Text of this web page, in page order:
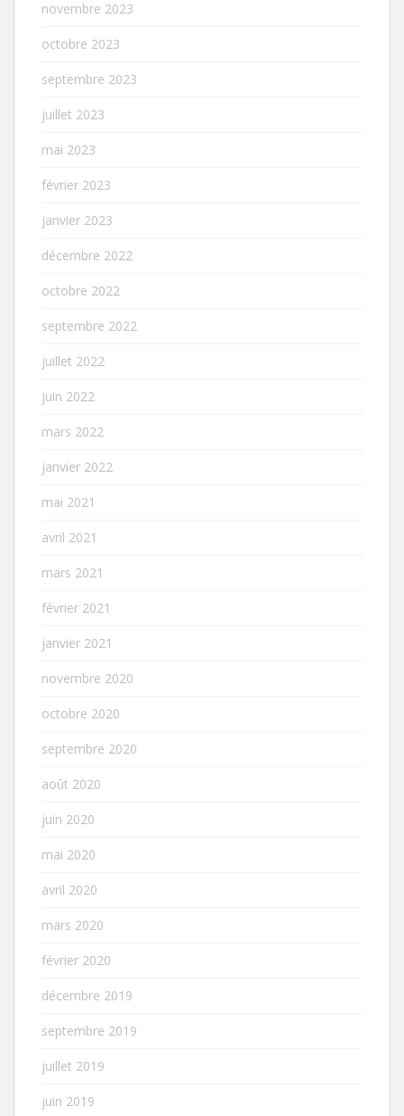
novembre 2023
octobre 2023
septembre 2023
juillet 2023
mai 2023
février 2023
janvier 2023
décembre 2022
octobre 2022
septembre 2022
juillet 2022
juin 2022
mars 2022
janvier 2022
mai 2021
avril 2021
mars 2021
février 2021
janvier 2021
novembre 2020
octobre 2020
septembre 2020
août 2020
juin 2020
mai 2020
avril 2020
mars 2020
février 2020
décembre 2019
septembre 2019
juillet 2019
juin 2019